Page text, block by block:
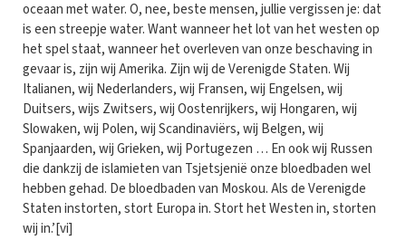
oceaan met water. O, nee, beste mensen, jullie vergissen je: dat
is een streepje water. Want wanneer het lot van het westen op
het spel staat, wanneer het overleven van onze beschaving in
gevaar is, zijn wij Amerika. Zijn wij de Verenigde Staten. Wij
Italianen, wij Nederlanders, wij Fransen, wij Engelsen, wij
Duitsers, wijs Zwitsers, wij Oostenrijkers, wij Hongaren, wij
Slowaken, wij Polen, wij Scandinaviërs, wij Belgen, wij
Spanjaarden, wij Grieken, wij Portugezen … En ook wij Russen
die dankzij de islamieten van Tsjetsjenië onze bloedbaden wel
hebben gehad. De bloedbaden van Moskou. Als de Verenigde
Staten instorten, stort Europa in. Stort het Westen in, storten
wij in.’[vi]